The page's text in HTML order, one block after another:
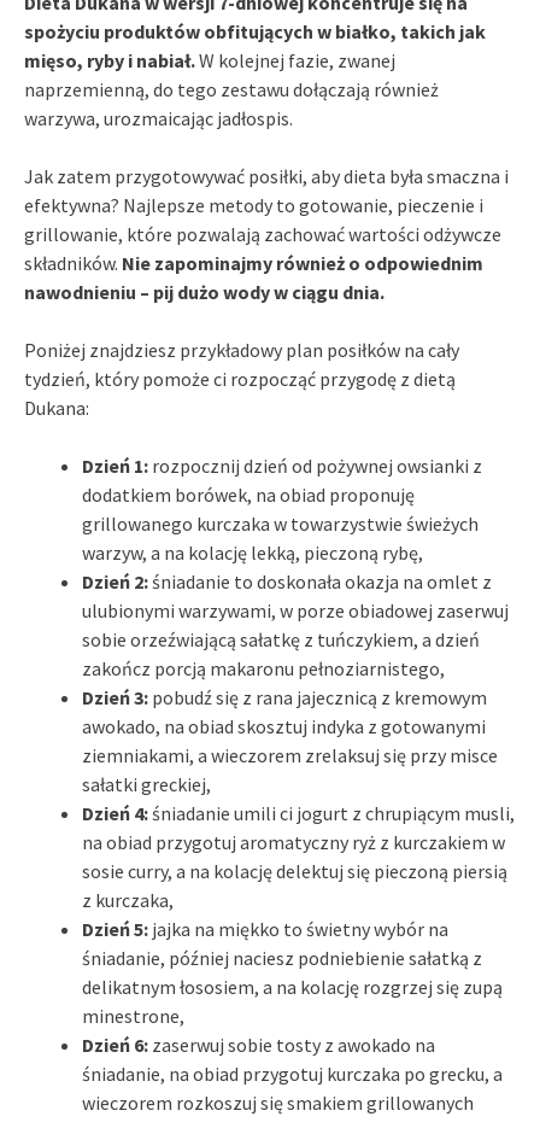
spożyciu produktów obfitujących w białko, takich jak
mięso, ryby i nabiał.W kolejnej fazie, zwanej
naprzemienną, do tego zestawu dołączają również
warzywa, urozmaicając jadłospis.
Jak zatem przygotowywać posiłki, aby dieta była smaczna i
efektywna? Najlepsze metody to gotowanie, pieczenie i
grillowanie, które pozwalają zachować wartości odżywcze
składników. Nie zapominajmy również o odpowiednim
nawodnieniu – pij dużo wody w ciągu dnia.
Poniżej znajdziesz przykładowy plan posiłków na cały
tydzień, który pomoże ci rozpocząć przygodę z dietą
Dukana:
Dzień 1: rozpocznij dzień od pożywnej owsianki z
dodatkiem borówek, na obiad proponuję
grillowanego kurczaka w towarzystwie świeżych
warzyw, a na kolację lekką, pieczoną rybę,
Dzień 2:śniadanie to doskonała okazja na omlet z
ulubionymi warzywami, w porze obiadowej zaserwuj
sobie orzeźwiającą sałatkę z tuńczykiem, a dzień
zakończ porcją makaronu pełnoziarnistego,
Dzień 3: pobudź się z rana jajecznicą z kremowym
awokado, na obiad skosztuj indyka z gotowanymi
ziemniakami, a wieczorem zrelaksuj się przy misce
sałatki greckiej,
Dzień 4:śniadanie umili ci jogurt z chrupiącym musli,
na obiad przygotuj aromatyczny ryż z kurczakiem w
sosie curry, a na kolację delektuj się pieczoną piersią
z kurczaka,
Dzień 5: jajka na miękko to świetny wybór na
śniadanie, później naciesz podniebienie sałatką z
delikatnym łososiem, a na kolację rozgrzej się zupą
minestrone,
Dzień 6: zaserwuj sobie tosty z awokado na
śniadanie, na obiad przygotuj kurczaka po grecku, a
wieczorem rozkoszuj się smakiem grillowanych